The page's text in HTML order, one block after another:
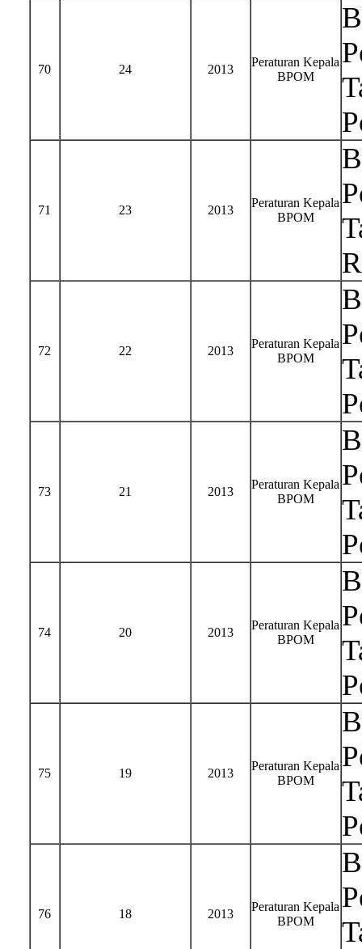
70 24 2013
Peraturan Kepala
BPOM
71 23 2013
Peraturan Kepala
BPOM
72 22 2013
Peraturan Kepala
BPOM
73 21 2013
Peraturan Kepala
BPOM
74 20 2013
Peraturan Kepala
BPOM
75 19 2013
Peraturan Kepala
BPOM
76 18 2013
Peraturan Kepala
BPOM